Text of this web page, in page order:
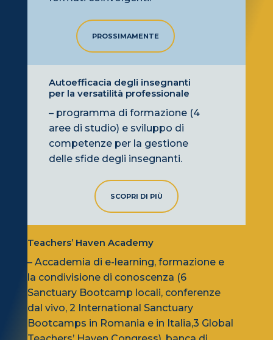
PROSSIMAMENTE
Autoefficacia degli insegnanti
per la versatilità professionale
– programma di formazione (4
aree di studio) e sviluppo di
competenze per la gestione
delle sfide degli insegnanti.
SCOPRI DI PIÙ
Teachers’ Haven Academy
– Accademia di e-learning, formazione e
la condivisione di conoscenza (6
Sanctuary Bootcamp locali, conferenze
dal vivo, 2 International Sanctuary
Bootcamps in Romania e in Italia,3 Global